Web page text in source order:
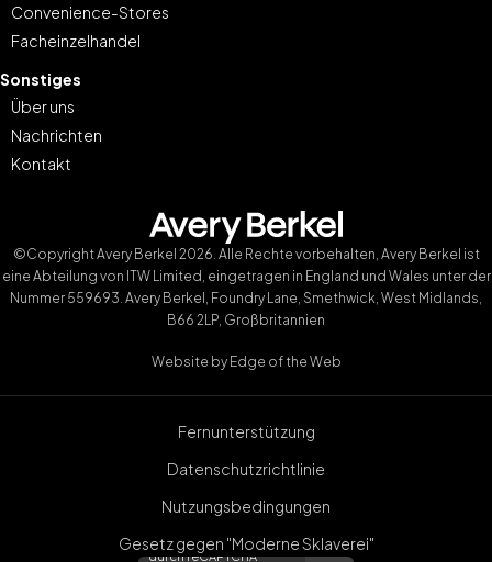
Convenience-Stores
Facheinzelhandel
Sonstiges
Über uns
Nachrichten
Kontakt
©Copyright Avery Berkel 2026. Alle Rechte vorbehalten, Avery Berkel ist
eine Abteilung von ITW Limited, eingetragen in England und Wales unter der
Nummer 559693. Avery Berkel, Foundry Lane, Smethwick, West Midlands,
B66 2LP, Großbritannien
Website by Edge of the Web
Fernunterstützung
Datenschutzrichtlinie
Nutzungsbedingungen
Gesetz gegen "Moderne Sklaverei"
durch reCAPTCHA